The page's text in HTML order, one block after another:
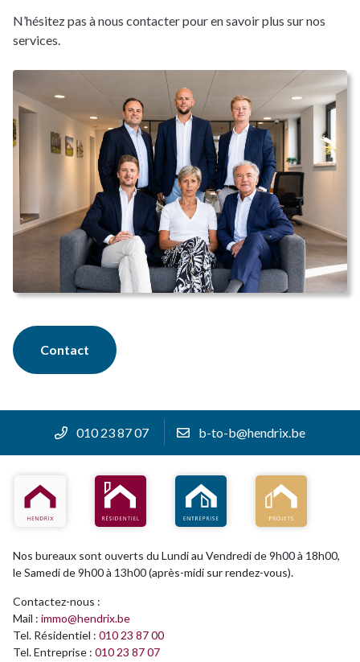
N’hésitez pas à nous contacter pour en savoir plus sur nos
services.
Contact
010 23 87 07 b-to-b@hendrix.be
RÉSIDENTIEL ENTREPRISE PROJETS
Nos bureaux sont ouverts du Lundi au Vendredi de 9h00 à 18h00,
le Samedi de 9h00 à 13h00 (après-midi sur rendez-vous).
Contactez-nous :
Mail : immo@hendrix.be
Tel. Résidentiel : 010 23 87 00
Tel. Entreprise : 010 23 87 07